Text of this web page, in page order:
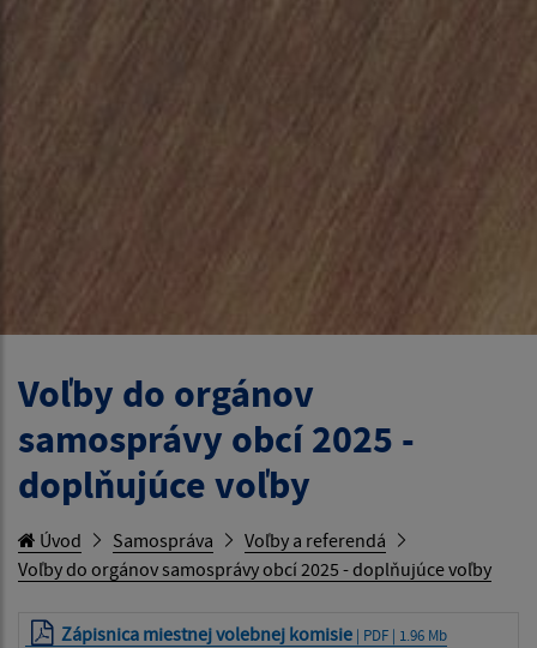
Voľby do orgánov
samosprávy obcí 2025 -
doplňujúce voľby
Úvod Samospráva
Voľby a referendá
Voľby do orgánov samosprávy obcí 2025 - doplňujúce voľby
Zápisnica miestnej volebnej komisie | PDF | 1.96 Mb